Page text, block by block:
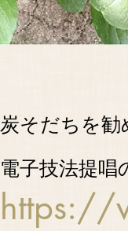
炭そだちを勧
電子技法提唱
https://